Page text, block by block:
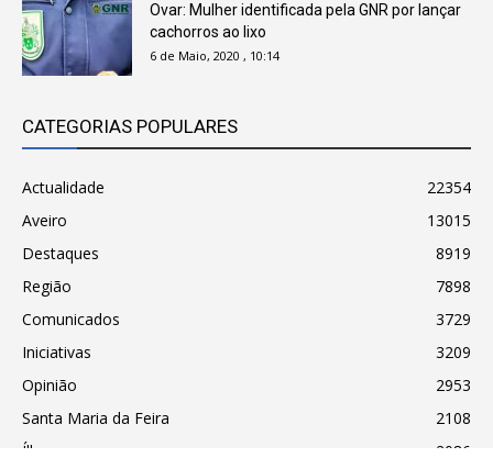
Ovar: Mulher identificada pela GNR por lançar
cachorros ao lixo
6 de Maio, 2020 , 10:14
CATEGORIAS POPULARES
Actualidade
22354
Aveiro
13015
Destaques
8919
Região
7898
Comunicados
3729
Iniciativas
3209
Opinião
2953
Santa Maria da Feira
2108
Ílhavo
2086